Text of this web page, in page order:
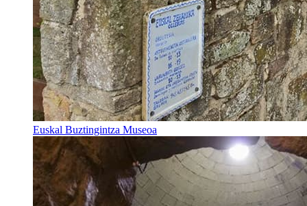
Euskal Buztingintza Museoa